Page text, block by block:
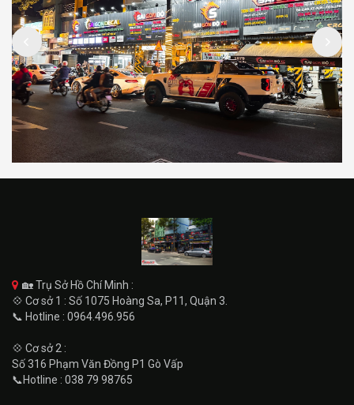
🏡 Trụ Sở Hồ Chí Minh :
💠 Cơ sở 1 : Số 1075 Hoàng Sa, P11, Quận 3.
📞 Hotline : 0964.496.956
💠 Cơ sở 2 :
Số 316 Phạm Văn Đồng P1 Gò Vấp
📞Hotline : 038 79 98765